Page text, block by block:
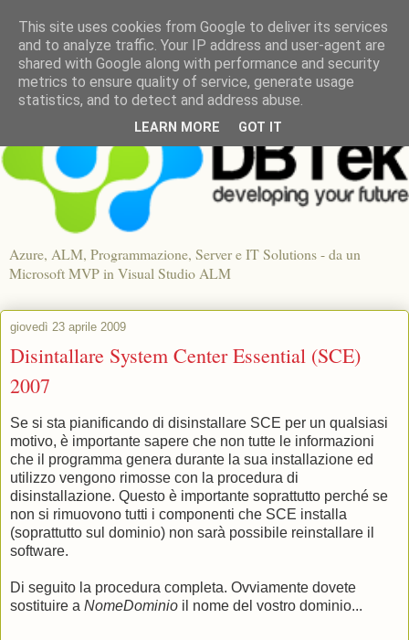
Azure, ALM, Programmazione, Server e IT Solutions - da un
Microsoft MVP in Visual Studio ALM
giovedì 23 aprile 2009
Disintallare System Center Essential (SCE)
2007
Se si sta pianificando di disinstallare SCE per un qualsiasi
motivo, è importante sapere che non tutte le informazioni
che il programma genera durante la sua installazione ed
utilizzo vengono rimosse con la procedura di
disinstallazione. Questo è importante soprattutto perché se
non si rimuovono tutti i componenti che SCE installa
(soprattutto sul dominio) non sarà possibile reinstallare il
software.
Di seguito la procedura completa. Ovviamente dovete
sostituire a NomeDominio il nome del vostro dominio...
This site uses cookies from Google to deliver its services
and to analyze traffic. Your IP address and user-agent are
shared with Google along with performance and security
metrics to ensure quality of service, generate usage
statistics, and to detect and address abuse.
LEARN MORE GOT IT